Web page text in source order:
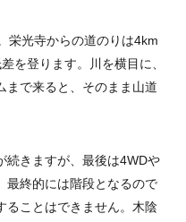
栄光寺からの道のりは4km
を登ります。川を横目に、
まで来ると、そのまま山道
続きますが、最後は4WDや
最終的には階段となるので
ることはできません。木陰